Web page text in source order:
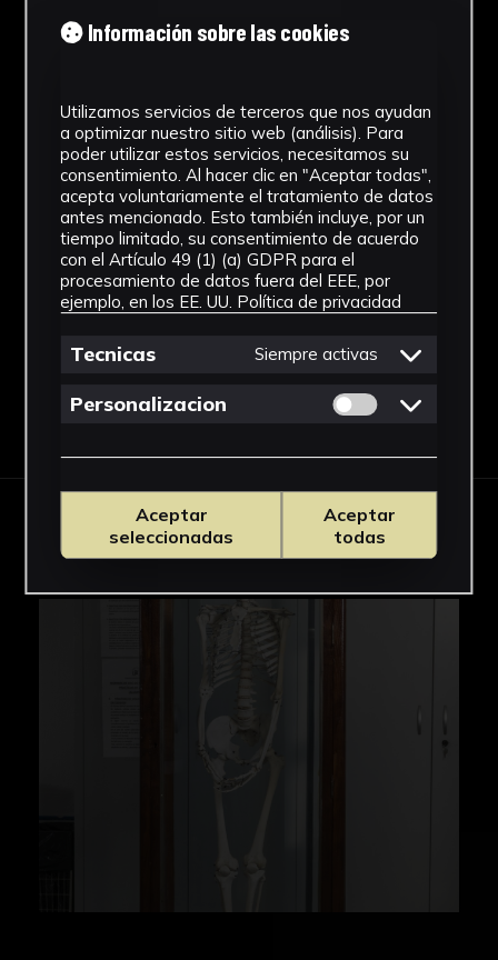
Cronología
Estilo
Abstracción Geométrica
Materiales
Hueso
Ver más
IMÁGENES
Información sobre las cookies
Utilizamos servicios de terceros que nos ayudan
a optimizar nuestro sitio web (análisis). Para
poder utilizar estos servicios, necesitamos su
consentimiento. Al hacer clic en "Aceptar todas",
acepta voluntariamente el tratamiento de datos
antes mencionado. Esto también incluye, por un
tiempo limitado, su consentimiento de acuerdo
con el Artículo 49 (1) (a) GDPR para el
procesamiento de datos fuera del EEE, por
ejemplo, en los EE. UU. Política de privacidad
Tecnicas Siempre activas
Personalizacion Permitir cookies
Aceptar
seleccionadas
Aceptar
todas